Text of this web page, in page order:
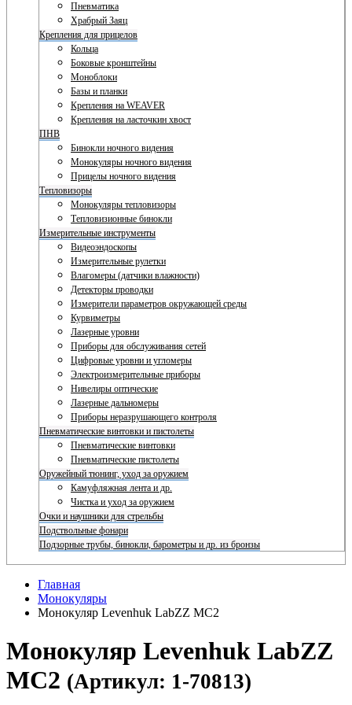
Пневматика
Храбрый Заяц
Крепления для прицелов
Кольца
Боковые кронштейны
Моноблоки
Базы и планки
Крепления на WEAVER
Крепления на ласточкин хвост
ПНВ
Бинокли ночного видения
Монокуляры ночного видения
Прицелы ночного видения
Тепловизоры
Монокуляры тепловизоры
Тепловизионные бинокли
Измерительные инструменты
Видеоэндоскопы
Измерительные рулетки
Влагомеры (датчики влажности)
Детекторы проводки
Измерители параметров окружающей среды
Курвиметры
Лазерные уровни
Приборы для обслуживания сетей
Цифровые уровни и угломеры
Электроизмерительные приборы
Нивелиры оптические
Лазерные дальномеры
Приборы неразрушающего контроля
Пневматические винтовки и пистолеты
Пневматические винтовки
Пневматические пистолеты
Оружейный тюнинг, уход за оружием
Камуфляжная лента и др.
Чистка и уход за оружием
Очки и наушники для стрельбы
Подствольные фонари
Подзорные трубы, бинокли, барометры и др. из бронзы
Главная
Монокуляры
Монокуляр Levenhuk LabZZ MC2
Монокуляр Levenhuk LabZZ
MC2 (Артикул: 1-70813)